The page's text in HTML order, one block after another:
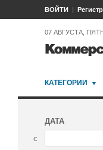
ВОЙТИ
07 АВГУСТА,
КАТЕГОРИИ
ДАТА
с